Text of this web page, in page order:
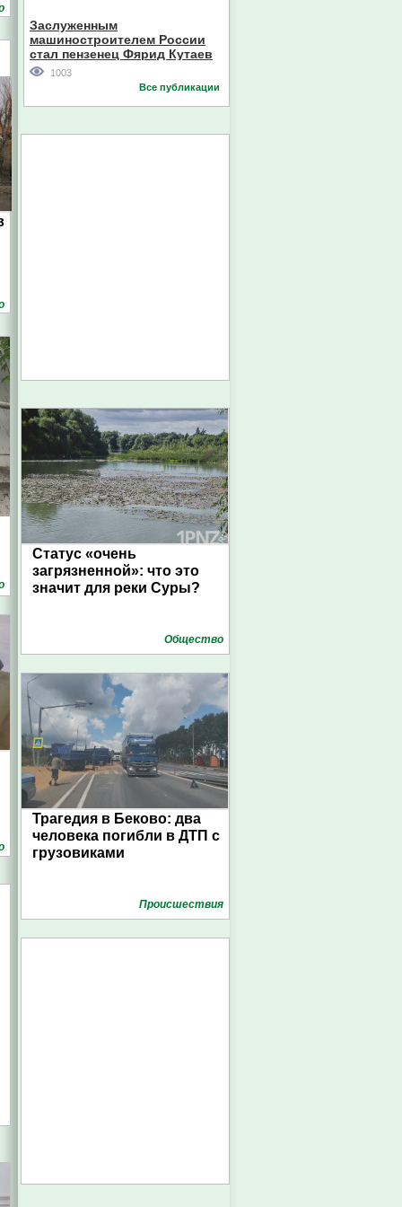
Заслуженным
машиностроителем России
стал пензенец Фярид Кутаев
1003
Все публикации
Статус «очень
загрязненной»: что это
значит для реки Суры?
Общество
Трагедия в Беково: два
человека погибли в ДТП с
грузовиками
Проиcшествия